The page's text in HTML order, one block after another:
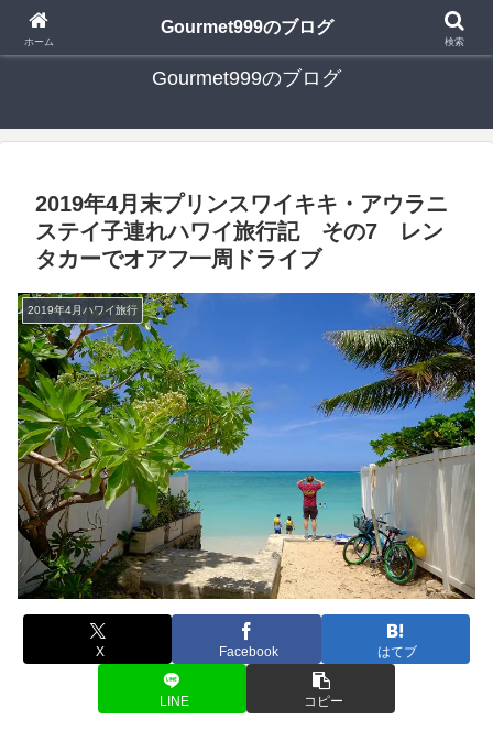
日々の食べ歩き・たまに行く旅行・子供とのお出かけを書いたブログです
Gourmet999のブログ
2019年4月末プリンスワイキキ・アウラニ
ステイ子連れハワイ旅行記 その7 レン
タカーでオアフ一周ドライブ
2019年4月ハワイ旅行
X Facebook はてブ
LINE コピー
ホーム
Gourmet999のブログ
検索